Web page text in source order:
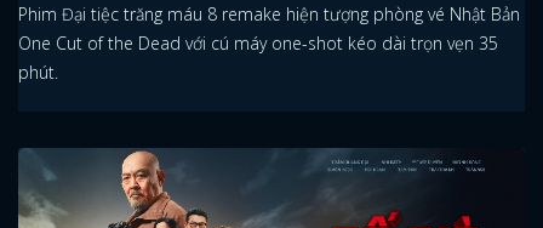
Phim Đại tiệc trăng máu 8 remake hiện tượng phòng vé Nhật Bản
One Cut of the Dead với cú máy one-shot kéo dài trọn vẹn 35
phút.